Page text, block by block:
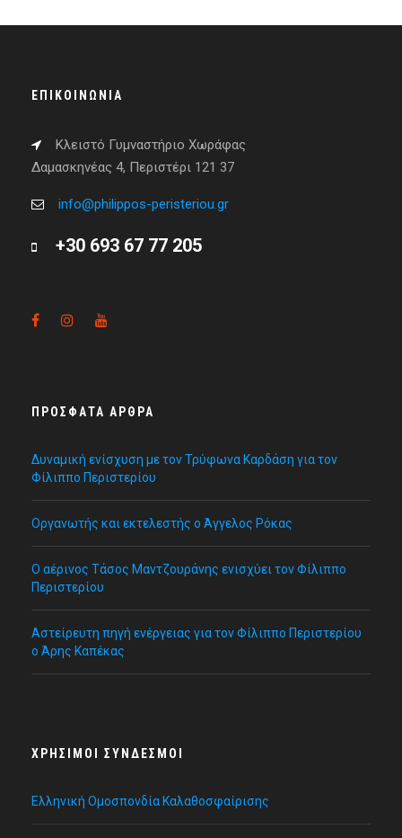
ΕΠΙΚΟΙΝΩΝΊΑ
Κλειστό Γυμναστήριο Χωράφας
Δαμασκηνέας 4, Περιστέρι 121 37
info@philippos-peristeriou.gr
+30 693 67 77 205
ΠΡΌΣΦΑΤΑ ΆΡΘΡΑ
Δυναμική ενίσχυση με τον Τρύφωνα Καρδάση για τον
Φίλιππο Περιστερίου
Οργανωτής και εκτελεστής ο Άγγελος Ρόκας
Ο αέρινος Τάσος Μαντζουράνης ενισχύει τον Φίλιππο
Περιστερίου
Αστείρευτη πηγή ενέργειας για τον Φίλιππο Περιστερίου
ο Άρης Καπέκας
ΧΡΉΣΙΜΟΙ ΣΎΝΔΕΣΜΟΙ
Ελληνική Ομοσπονδία Καλαθοσφαίρισης